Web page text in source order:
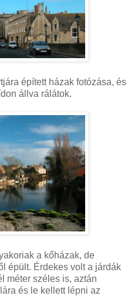
épített házak fotózása, és
állva rálátok.
a kőházak, de
épült. Érdekes volt a járdák
méter széles is, aztán
és le kellett lépni az